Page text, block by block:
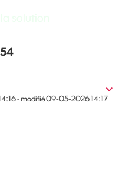
- modifié‎09-05-202614:17